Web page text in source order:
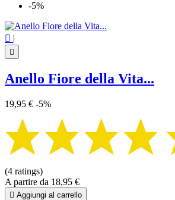
-5%
 |

Anello Fiore della Vita...
19,95 € -5%
(4 ratings)
A partire da 18,95 €
 Aggiungi al carrello